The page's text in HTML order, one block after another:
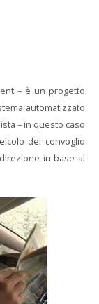
– è un progetto
automatizzato
– in questo caso
del convoglio
in base al